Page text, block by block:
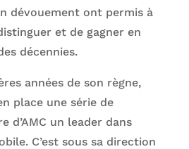
dévouement ont permis à
et de gagner en
décennies.
années de son règne,
place une série de
d’AMC un leader dans
C’est sous sa direction